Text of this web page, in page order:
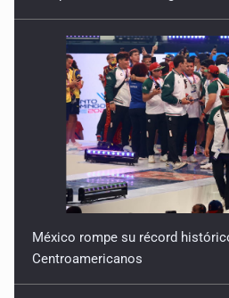
El brote que nació de la apatía
9 de Febrero de 2026
México rompe su récord
Centroamericanos